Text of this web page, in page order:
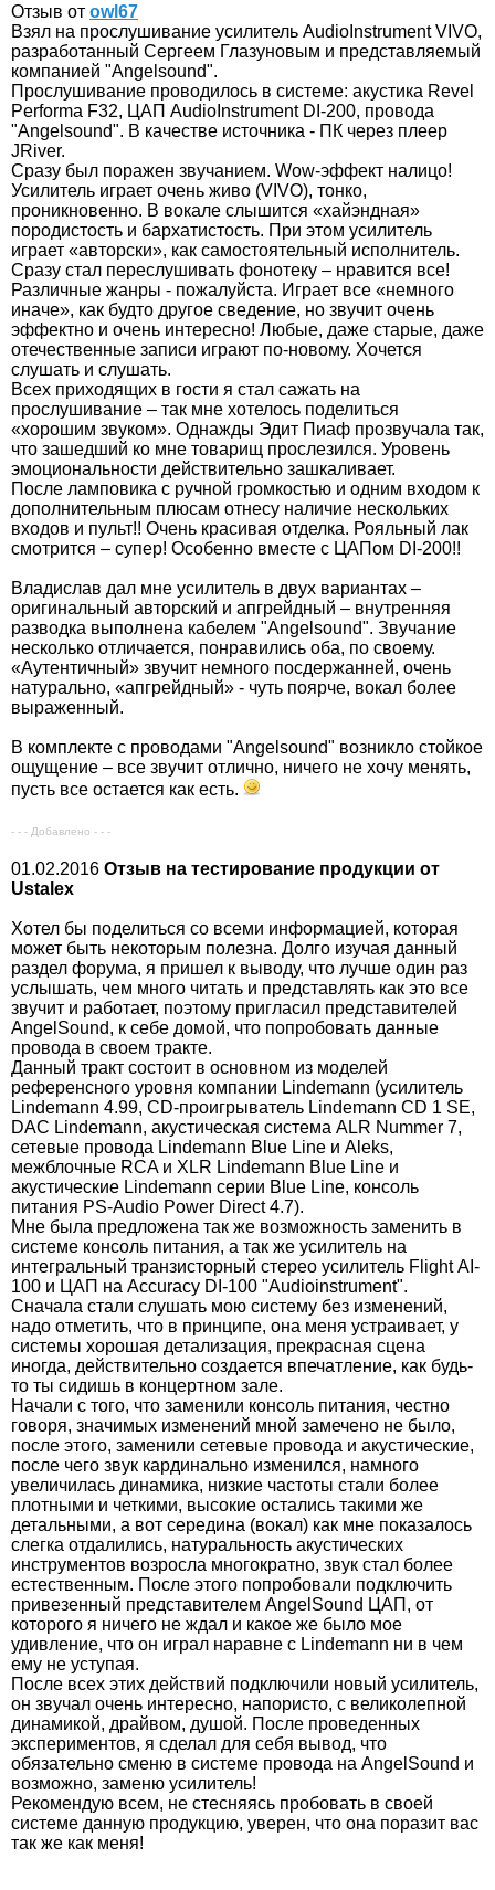
Отзыв от owl67
Взял на прослушивание усилитель AudioInstrument VIVO,
разработанный Сергеем Глазуновым и представляемый
компанией "Angelsound".
Прослушивание проводилось в системе: акустика Revel
Performa F32, ЦАП AudioInstrument DI-200, провода
"Angelsound". В качестве источника - ПК через плеер
JRiver.
Сразу был поражен звучанием. Wow-эффект налицо!
Усилитель играет очень живо (VIVO), тонко,
проникновенно. В вокале слышится «хайэндная»
породистость и бархатистость. При этом усилитель
играет «авторски», как самостоятельный исполнитель.
Сразу стал переслушивать фонотеку – нравится все!
Различные жанры - пожалуйста. Играет все «немного
иначе», как будто другое сведение, но звучит очень
эффектно и очень интересно! Любые, даже старые, даже
отечественные записи играют по-новому. Хочется
слушать и слушать.
Всех приходящих в гости я стал сажать на
прослушивание – так мне хотелось поделиться
«хорошим звуком». Однажды Эдит Пиаф прозвучала так,
что зашедший ко мне товарищ прослезился. Уровень
эмоциональности действительно зашкаливает.
После ламповика с ручной громкостью и одним входом к
дополнительным плюсам отнесу наличие нескольких
входов и пульт!! Очень красивая отделка. Рояльный лак
смотрится – супер! Особенно вместе с ЦАПом DI-200!!
Владислав дал мне усилитель в двух вариантах –
оригинальный авторский и апгрейдный – внутренняя
разводка выполнена кабелем "Angelsound". Звучание
несколько отличается, понравились оба, по своему.
«Аутентичный» звучит немного посдержанней, очень
натурально, «апгрейдный» - чуть поярче, вокал более
выраженный.
В комплекте с проводами "Angelsound" возникло стойкое
ощущение – все звучит отлично, ничего не хочу менять,
пусть все остается как есть.
- - - Добавлено - - -
01.02.2016 Отзыв на тестирование продукции от
Ustalex
Хотел бы поделиться со всеми информацией, которая
может быть некоторым полезна. Долго изучая данный
раздел форума, я пришел к выводу, что лучше один раз
услышать, чем много читать и представлять как это все
звучит и работает, поэтому пригласил представителей
AngelSound, к себе домой, что попробовать данные
провода в своем тракте.
Данный тракт состоит в основном из моделей
референсного уровня компании Lindemann (усилитель
Lindemann 4.99, CD-проигрыватель Lindemann CD 1 SE,
DAC Lindemann, акустическая система ALR Nummer 7,
сетевые провода Lindemann Blue Line и Aleks,
межблочные RCA и XLR Lindemann Blue Line и
акустические Lindemann серии Blue Line, консоль
питания PS-Audio Power Direct 4.7).
Мне была предложена так же возможность заменить в
системе консоль питания, а так же усилитель на
интегральный транзисторный стерео усилитель Flight АI-
100 и ЦАП на Accuracy DI-100 "Audioinstrument".
Сначала стали слушать мою систему без изменений,
надо отметить, что в принципе, она меня устраивает, у
системы хорошая детализация, прекрасная сцена
иногда, действительно создается впечатление, как будь-
то ты сидишь в концертном зале.
Начали с того, что заменили консоль питания, честно
говоря, значимых изменений мной замечено не было,
после этого, заменили сетевые провода и акустические,
после чего звук кардинально изменился, намного
увеличилась динамика, низкие частоты стали более
плотными и четкими, высокие остались такими же
детальными, а вот середина (вокал) как мне показалось
слегка отдалились, натуральность акустических
инструментов возросла многократно, звук стал более
естественным. После этого попробовали подключить
привезенный представителем AngelSound ЦАП, от
которого я ничего не ждал и какое же было мое
удивление, что он играл наравне с Lindemann ни в чем
ему не уступая.
После всех этих действий подключили новый усилитель,
он звучал очень интересно, напористо, с великолепной
динамикой, драйвом, душой. После проведенных
экспериментов, я сделал для себя вывод, что
обязательно сменю в системе провода на AngelSound и
возможно, заменю усилитель!
Рекомендую всем, не стесняясь пробовать в своей
системе данную продукцию, уверен, что она поразит вас
так же как меня!